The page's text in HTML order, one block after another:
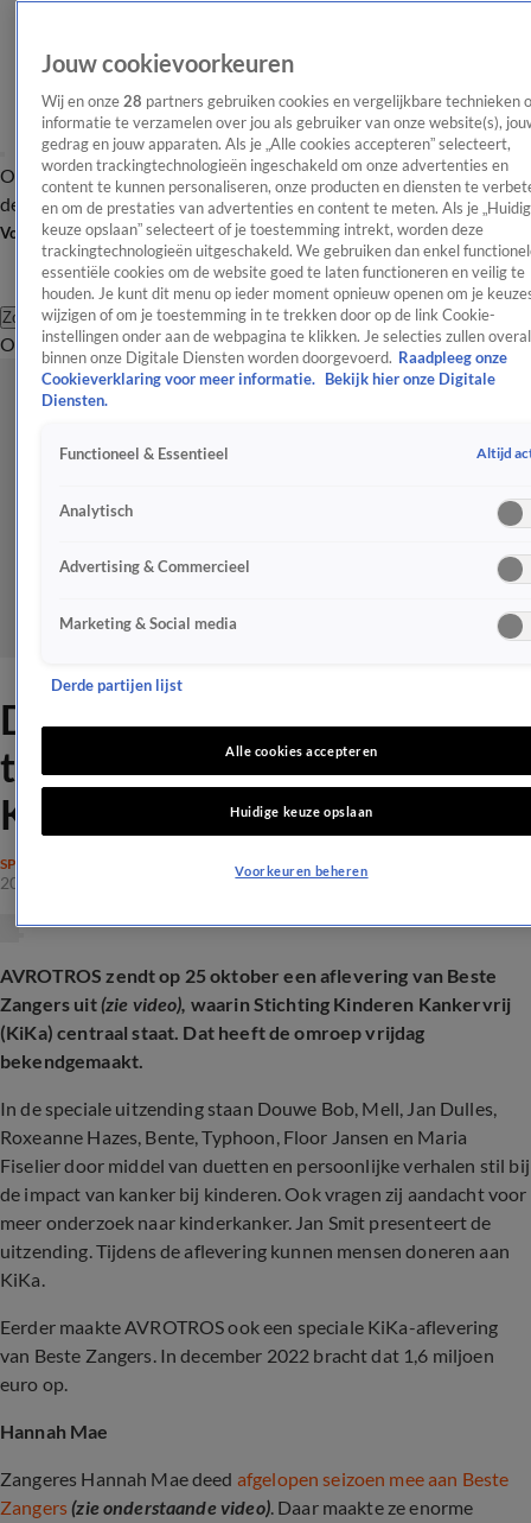
OverzichtAfleveringen Entertainment TV Algemeen
Tip
de redactieNieuwsbrief
Volg Shownieuws
Zoeken
OverzichtEntertainmentSpraakmakendRealityCrimeVideo's
Deze artiesten zetten zich
tijdens Beste Zangers in voor
KiKa
SPRAAKMAKEND
20 juni 2025, 10:44
AVROTROS zendt op 25 oktober een aflevering van Beste
Zangers uit(zie video), waarin Stichting Kinderen Kankervrij
(KiKa) centraal staat. Dat heeft de omroep vrijdag
bekendgemaakt.
In de speciale uitzending staan Douwe Bob, Mell, Jan Dulles,
Roxeanne Hazes, Bente, Typhoon, Floor Jansen en Maria
Fiselier door middel van duetten en persoonlijke verhalen stil bij
de impact van kanker bij kinderen. Ook vragen zij aandacht voor
meer onderzoek naar kinderkanker. Jan Smit presenteert de
uitzending. Tijdens de aflevering kunnen mensen doneren aan
KiKa.
Eerder maakte AVROTROS ook een speciale KiKa-aflevering
van Beste Zangers. In december 2022 bracht dat 1,6 miljoen
euro op.
Hannah Mae
Zangeres Hannah Mae deed afgelopen seizoen mee aan Beste
Zangers(zie onderstaande video). Daar maakte ze enorme
Jouw cookievoorkeuren
Wij en onze 28 partners gebruiken cookies en vergelijkbare technieken
informatie te verzamelen over jou als gebruiker van onze website(s),
gedrag en jouw apparaten. Als je „Alle cookies accepteren” selecteert,
worden trackingtechnologieën ingeschakeld om onze advertenties en
content te kunnen personaliseren, onze producten en diensten te
en om de prestaties van advertenties en content te meten. Als je
keuze opslaan” selecteert of je toestemming intrekt, worden deze
trackingtechnologieën uitgeschakeld. We gebruiken dan enkel
essentiële cookies om de website goed te laten functioneren en veilig te
houden. Je kunt dit menu op ieder moment opnieuw openen om je
wijzigen of om je toestemming in te trekken door op de link Cookie-
instellingen onder aan de webpagina te klikken. Je selecties zullen overal
binnen onze Digitale Diensten worden doorgevoerd. Raadpleeg onze
Cookieverklaring voor meer informatie.
Bekijk hier onze Digitale
Diensten.
Functioneel & Essentieel Altijd
Analytisch
Advertising & Commercieel
Marketing & Social media
Derde partijen lijst
Alle cookies accepteren
Huidige keuze opslaan
Voorkeuren beheren